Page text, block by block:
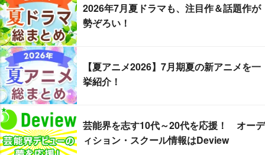
2026年7月夏ドラマも、注目作＆話題作が
勢ぞろい！
【夏アニメ2026】7月期夏の新アニメを一
挙紹介！
芸能界を志す10代～20代を応援！ オーデ
ィション・スクール情報はDeview